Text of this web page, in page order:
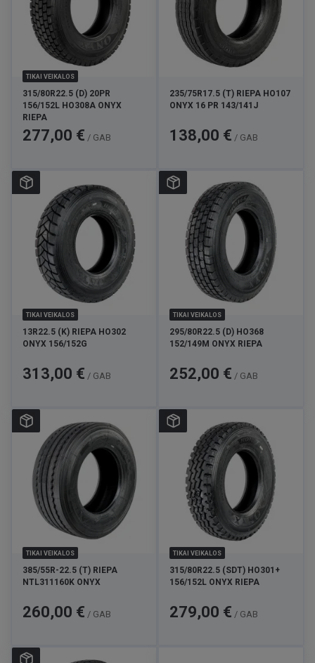
TIKAI VEIKALOS
315/80R22.5 (D) 20PR
156/152L HO308A ONYX
RIEPA
Cena
277,00 € / GAB
235/75R17.5 (T) RIEPA HO107
ONYX 16 PR 143/141J
Cena
138,00 € / GAB
TIKAI VEIKALOS
13R22.5 (K) RIEPA HO302
ONYX 156/152G
Cena
313,00 € / GAB
TIKAI VEIKALOS
295/80R22.5 (D) HO368
152/149M ONYX RIEPA
Cena
252,00 € / GAB
TIKAI VEIKALOS
385/55R-22.5 (T) RIEPA
NTL311160K ONYX
Cena
260,00 € / GAB
TIKAI VEIKALOS
315/80R22.5 (SDT) HO301+
156/152L ONYX RIEPA
Cena
279,00 € / GAB